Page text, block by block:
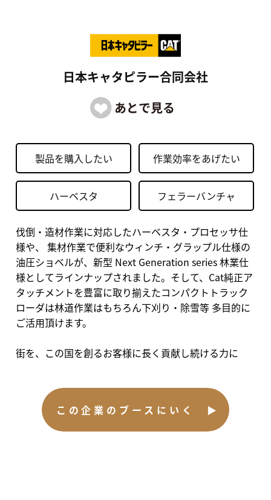
日本キャタピラー合同会社
製品を購入したい 作業効率をあげたい
ハーベスタ フェラーバンチャ
伐倒・造材作業に対応したハーベスタ・プロセッサ仕
様や、 集材作業で便利なウィンチ・グラップル仕様の
油圧ショベルが、新型 Next Generation series 林業仕
様としてラインナップされました。そして、Cat純正ア
タッチメントを豊富に取り揃えたコンパクトトラック
ローダは林道作業はもちろん下刈り・除雪等 多目的に
ご活用頂けます。
街を、この国を創るお客様に長く貢献し続ける力に
この企業のブースにいく ▶︎